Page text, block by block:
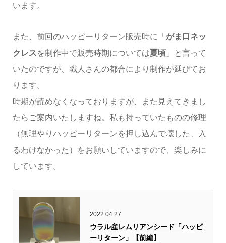
います。
また、前回のハッピーリターン販売時に「 がま口ネッ
クレスを制作中で販売時期については夏頃」と言って
いたのですが、職人さんの都合により制作が延びてお
ります。
時期が読めなくなっておりますが、また見えてきまし
たらご案内いたしますね。私も持っていたものの修理
（無理やりハッピーリターンを押し込んで壊した、入
るわけなかった）をお願いしていますので、楽しみに
しています。
2022.04.27
ウラル産レムリアンシード「ハッピ
ーリターン」【前編】